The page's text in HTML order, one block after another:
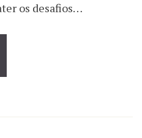
os desafios…